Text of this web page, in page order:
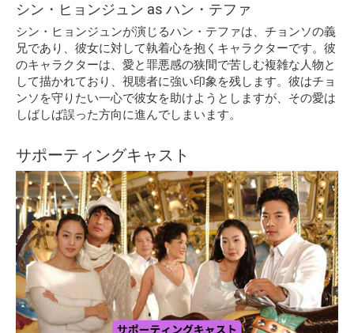
シン・ヒョンジュン as ハン・テファ
シン・ヒョンジュンが演じるハン・テファは、チョンソの義
兄であり、彼女に対して執着心を抱くキャラクターです。彼
のキャラクターは、愛と罪悪感の狭間で苦しむ複雑な人物と
して描かれており、視聴者に強い印象を残します。彼はチョ
ンソを守りたい一心で彼女を助けようとしますが、その愛は
しばしば誤った方向に進んでしまいます。
サポーティングキャスト